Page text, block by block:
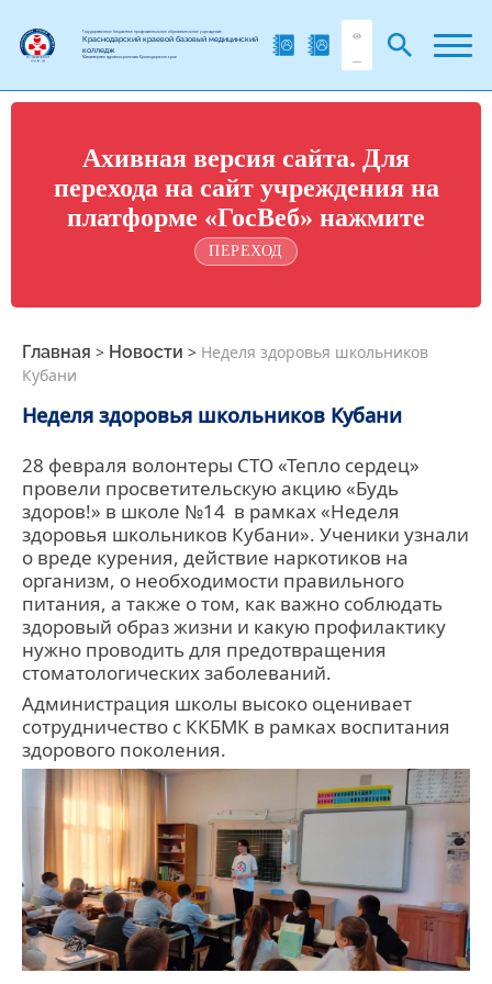
Государственное бюджетное профессиональное образовательное учреждение
Краснодарский краевой базовый медицинский
колледж
Министерства здравоохранения Краснодарского края
Ахивная версия сайта. Для
перехода на сайт учреждения на
платформе «ГосВеб» нажмите
ПЕРЕХОД
Главная > Новости > Неделя здоровья школьников
Кубани
Неделя здоровья школьников Кубани
28 февраля волонтеры СТО «Тепло сердец»
провели просветительскую акцию «Будь
здоров!» в школе №14 в рамках «Неделя
здоровья школьников Кубани». Ученики узнали
о вреде курения, действие наркотиков на
организм, о необходимости правильного
питания, а также о том, как важно соблюдать
здоровый образ жизни и какую профилактику
нужно проводить для предотвращения
стоматологических заболеваний.
Администрация школы высоко оценивает
сотрудничество с ККБМК в рамках воспитания
здорового поколения.